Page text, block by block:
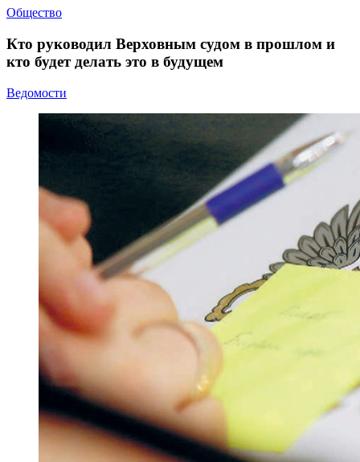
Общество
Кто руководил Верховным судом в прошлом и
кто будет делать это в будущем
Ведомости